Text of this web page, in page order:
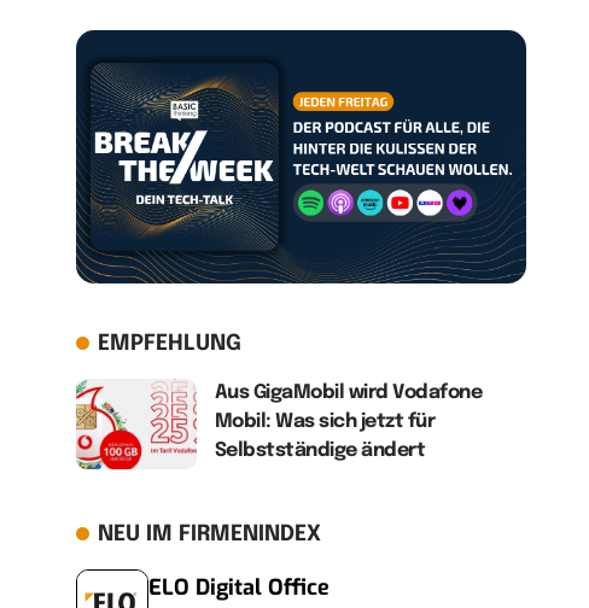
EMPFEHLUNG
Aus GigaMobil wird Vodafone
Mobil: Was sich jetzt für
Selbstständige ändert
NEU IM FIRMENINDEX
ELO Digital Office